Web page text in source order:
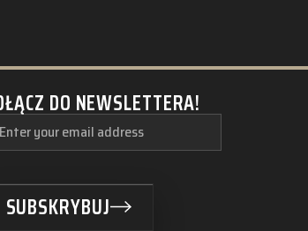
DO NEWSLETTERA!
SUBSKRYBUJ